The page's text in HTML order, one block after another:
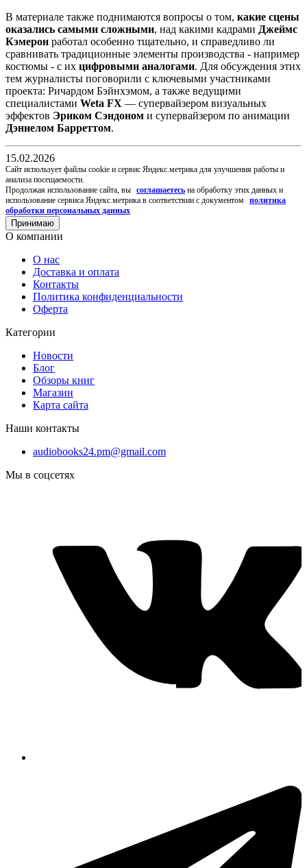
В материале также поднимаются вопросы о том, какие сцены
оказались самыми сложными, над какими кадрами Джеймс
Кэмерон работал особенно тщательно, и справедливо ли
сравнивать традиционные элементы производства - например
костюмы - с их цифровыми аналогами. Для обсуждения этих
тем журналисты поговорили с ключевыми участниками
проекта: Ричардом Бэйнхэмом, а также ведущими
специалистами Weta FX — супервайзером визуальных
эффектов Эриком Сэндоном и супервайзером по анимации
Дэниелом Барреттом.
15.02.2026
Cайт использует файлы cookie и сервис Яндекс.метрика для улучшения работы и
анализа посещаемости.
Продолжая использование сайта, вы соглашаетесь на обработку этих данных и
использование сервиса Яндекс.метрика в соответствии с документом политика
обработки персональных данных
Принимаю
О компании
О нас
Доставка и оплата
Контакты
Политика конфиденциальности
Оферта
Категории
Новости
Блог
Обзоры книг
Магазин
Карта сайта
Наши контакты
audiobooks24.pm@gmail.com
Мы в соцсетях